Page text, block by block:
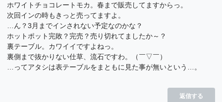
ホワイトチョコレートモカ。春まで販売してますからっ。
次回インの時もきっと売ってますよ。
…ん？3月までインされない予定なのかな？
ホットポット完敗？完売？売り切れてましたか～？
裏テーブル。カワイイですよねっ。
裏側まで抜かりない仕草、流石ですわ。（￣▽￣）
…ってアタシは表テーブルをまともに見た事が無いという…。
返信する